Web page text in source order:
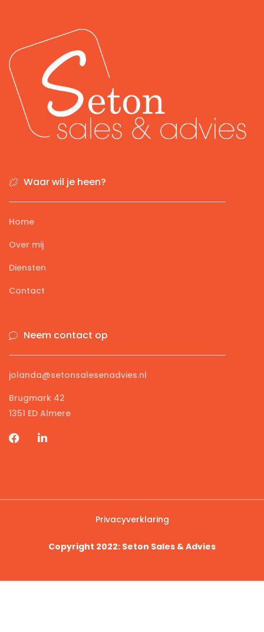
Waar wil je heen?
Home
Over mij
Diensten
Contact
Neem contact op
jolanda@setonsalesenadvies.nl
Brugmark 42
1351 ED Almere
Privacyverklaring
Copyright 2022: Seton Sales & Advies